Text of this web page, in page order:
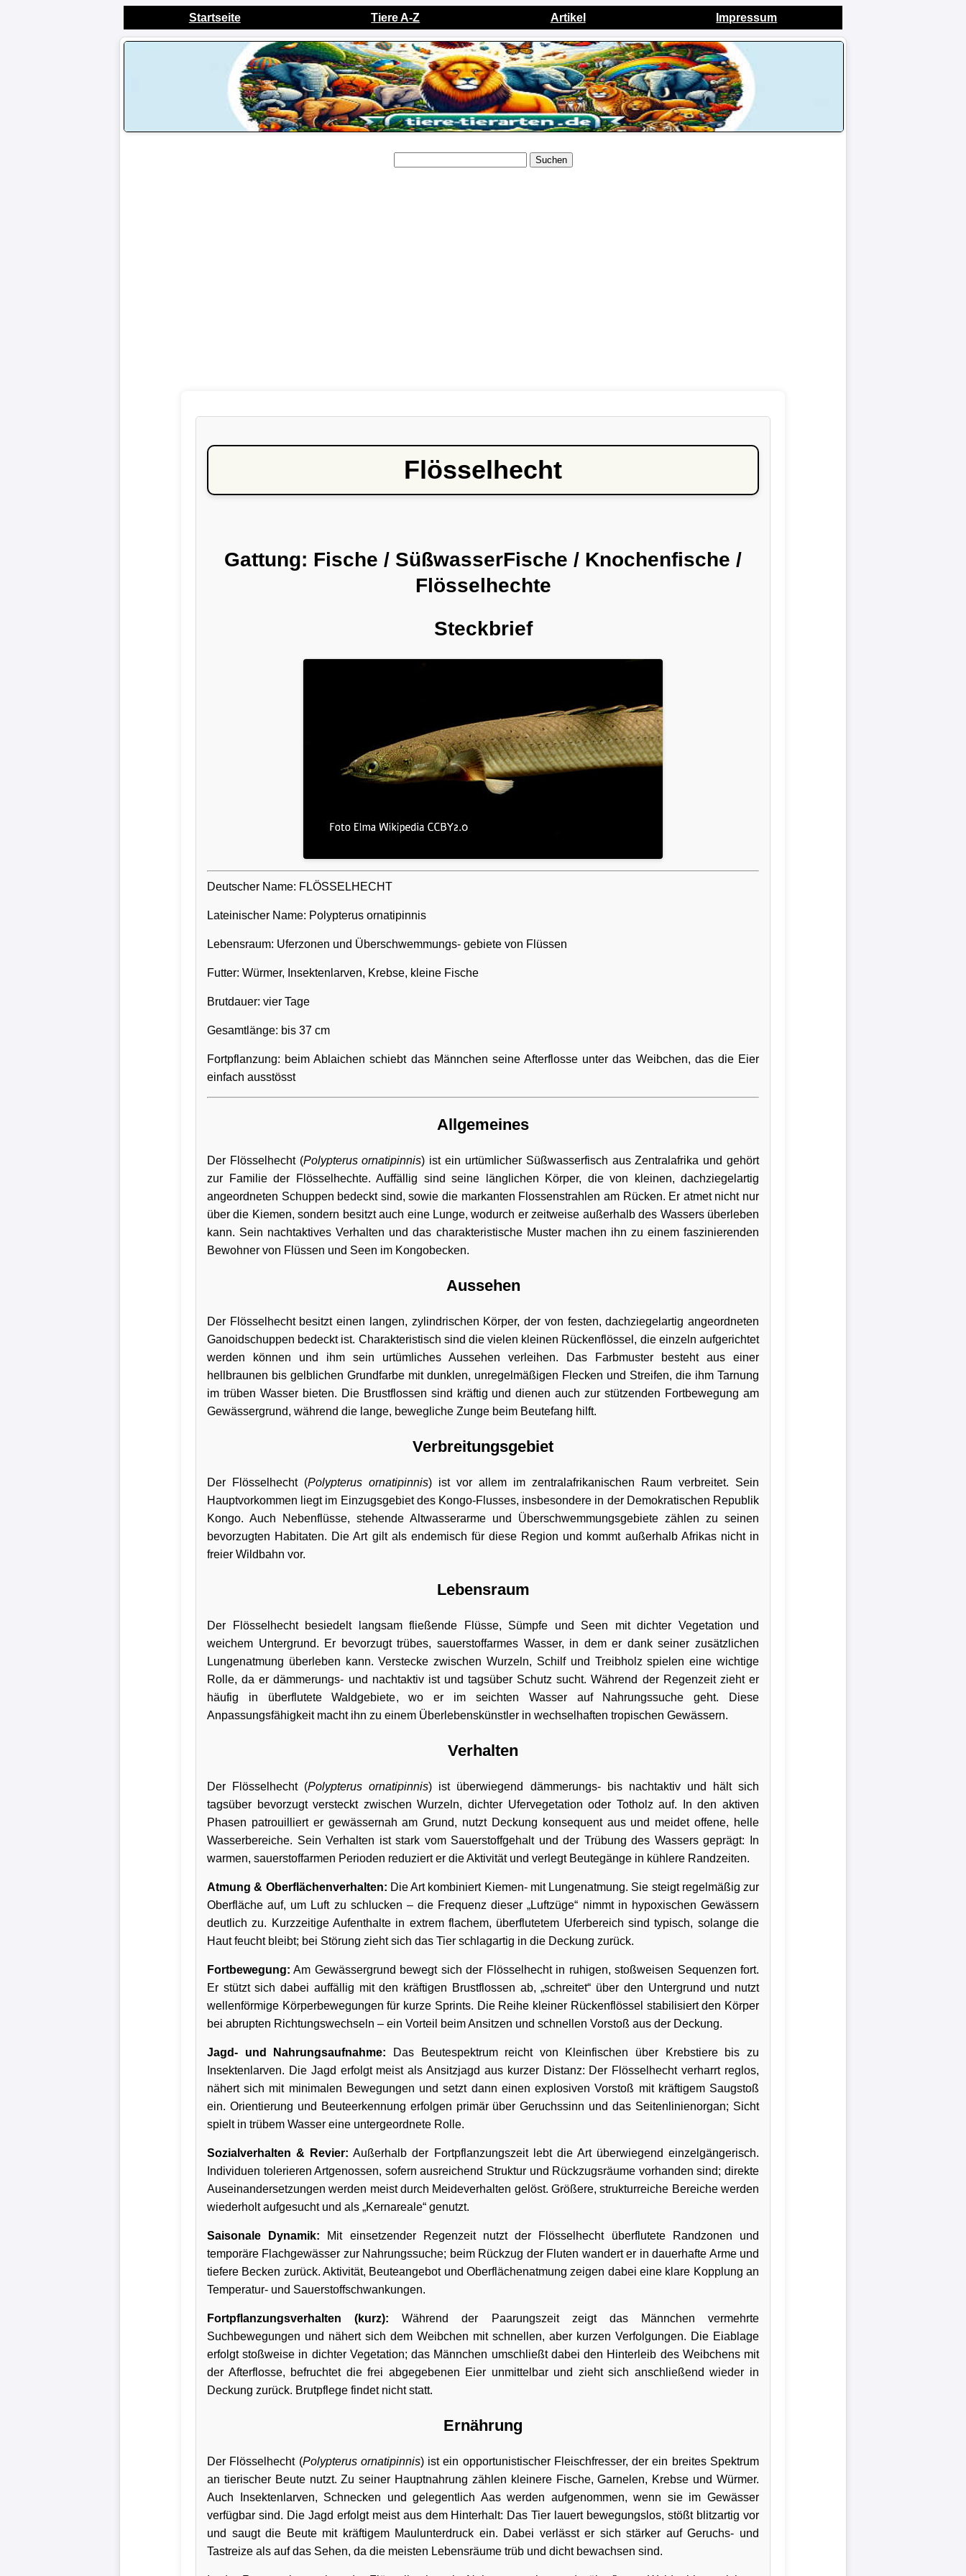
Startseite Tiere A-Z Artikel Impressum
Suchen
Flösselhecht
Gattung: Fische / SüßwasserFische / Knochenfische /
Flösselhechte
Steckbrief
Deutscher Name: FLÖSSELHECHT
Lateinischer Name: Polypterus ornatipinnis
Lebensraum: Uferzonen und Überschwemmungs- gebiete von Flüssen
Futter: Würmer, Insektenlarven, Krebse, kleine Fische
Brutdauer: vier Tage
Gesamtlänge: bis 37 cm
Fortpflanzung: beim Ablaichen schiebt das Männchen seine Afterflosse unter das Weibchen, das die Eier
einfach ausstösst
Allgemeines
Der Flösselhecht (Polypterus ornatipinnis) ist ein urtümlicher Süßwasserfisch aus Zentralafrika und gehört
zur Familie der Flösselhechte. Auffällig sind seine länglichen Körper, die von kleinen, dachziegelartig
angeordneten Schuppen bedeckt sind, sowie die markanten Flossenstrahlen am Rücken. Er atmet nicht nur
über die Kiemen, sondern besitzt auch eine Lunge, wodurch er zeitweise außerhalb des Wassers überleben
kann. Sein nachtaktives Verhalten und das charakteristische Muster machen ihn zu einem faszinierenden
Bewohner von Flüssen und Seen im Kongobecken.
Aussehen
Der Flösselhecht besitzt einen langen, zylindrischen Körper, der von festen, dachziegelartig angeordneten
Ganoidschuppen bedeckt ist. Charakteristisch sind die vielen kleinen Rückenflössel, die einzeln aufgerichtet
werden können und ihm sein urtümliches Aussehen verleihen. Das Farbmuster besteht aus einer
hellbraunen bis gelblichen Grundfarbe mit dunklen, unregelmäßigen Flecken und Streifen, die ihm Tarnung
im trüben Wasser bieten. Die Brustflossen sind kräftig und dienen auch zur stützenden Fortbewegung am
Gewässergrund, während die lange, bewegliche Zunge beim Beutefang hilft.
Verbreitungsgebiet
Der Flösselhecht (Polypterus ornatipinnis) ist vor allem im zentralafrikanischen Raum verbreitet. Sein
Hauptvorkommen liegt im Einzugsgebiet des Kongo-Flusses, insbesondere in der Demokratischen Republik
Kongo. Auch Nebenflüsse, stehende Altwasserarme und Überschwemmungsgebiete zählen zu seinen
bevorzugten Habitaten. Die Art gilt als endemisch für diese Region und kommt außerhalb Afrikas nicht in
freier Wildbahn vor.
Lebensraum
Der Flösselhecht besiedelt langsam fließende Flüsse, Sümpfe und Seen mit dichter Vegetation und
weichem Untergrund. Er bevorzugt trübes, sauerstoffarmes Wasser, in dem er dank seiner zusätzlichen
Lungenatmung überleben kann. Verstecke zwischen Wurzeln, Schilf und Treibholz spielen eine wichtige
Rolle, da er dämmerungs- und nachtaktiv ist und tagsüber Schutz sucht. Während der Regenzeit zieht er
häufig in überflutete Waldgebiete, wo er im seichten Wasser auf Nahrungssuche geht. Diese
Anpassungsfähigkeit macht ihn zu einem Überlebenskünstler in wechselhaften tropischen Gewässern.
Verhalten
Der Flösselhecht (Polypterus ornatipinnis) ist überwiegend dämmerungs- bis nachtaktiv und hält sich
tagsüber bevorzugt versteckt zwischen Wurzeln, dichter Ufervegetation oder Totholz auf. In den aktiven
Phasen patrouilliert er gewässernah am Grund, nutzt Deckung konsequent aus und meidet offene, helle
Wasserbereiche. Sein Verhalten ist stark vom Sauerstoffgehalt und der Trübung des Wassers geprägt: In
warmen, sauerstoffarmen Perioden reduziert er die Aktivität und verlegt Beutegänge in kühlere Randzeiten.
Atmung & Oberflächenverhalten: Die Art kombiniert Kiemen- mit Lungenatmung. Sie steigt regelmäßig zur
Oberfläche auf, um Luft zu schlucken – die Frequenz dieser „Luftzüge“ nimmt in hypoxischen Gewässern
deutlich zu. Kurzzeitige Aufenthalte in extrem flachem, überflutetem Uferbereich sind typisch, solange die
Haut feucht bleibt; bei Störung zieht sich das Tier schlagartig in die Deckung zurück.
Fortbewegung: Am Gewässergrund bewegt sich der Flösselhecht in ruhigen, stoßweisen Sequenzen fort.
Er stützt sich dabei auffällig mit den kräftigen Brustflossen ab, „schreitet“ über den Untergrund und nutzt
wellenförmige Körperbewegungen für kurze Sprints. Die Reihe kleiner Rückenflössel stabilisiert den Körper
bei abrupten Richtungswechseln – ein Vorteil beim Ansitzen und schnellen Vorstoß aus der Deckung.
Jagd- und Nahrungsaufnahme: Das Beutespektrum reicht von Kleinfischen über Krebstiere bis zu
Insektenlarven. Die Jagd erfolgt meist als Ansitzjagd aus kurzer Distanz: Der Flösselhecht verharrt reglos,
nähert sich mit minimalen Bewegungen und setzt dann einen explosiven Vorstoß mit kräftigem Saugstoß
ein. Orientierung und Beuteerkennung erfolgen primär über Geruchssinn und das Seitenlinienorgan; Sicht
spielt in trübem Wasser eine untergeordnete Rolle.
Sozialverhalten & Revier: Außerhalb der Fortpflanzungszeit lebt die Art überwiegend einzelgängerisch.
Individuen tolerieren Artgenossen, sofern ausreichend Struktur und Rückzugsräume vorhanden sind; direkte
Auseinandersetzungen werden meist durch Meideverhalten gelöst. Größere, strukturreiche Bereiche werden
wiederholt aufgesucht und als „Kernareale“ genutzt.
Saisonale Dynamik: Mit einsetzender Regenzeit nutzt der Flösselhecht überflutete Randzonen und
temporäre Flachgewässer zur Nahrungssuche; beim Rückzug der Fluten wandert er in dauerhafte Arme und
tiefere Becken zurück. Aktivität, Beuteangebot und Oberflächenatmung zeigen dabei eine klare Kopplung an
Temperatur- und Sauerstoffschwankungen.
Fortpflanzungsverhalten (kurz): Während der Paarungszeit zeigt das Männchen vermehrte
Suchbewegungen und nähert sich dem Weibchen mit schnellen, aber kurzen Verfolgungen. Die Eiablage
erfolgt stoßweise in dichter Vegetation; das Männchen umschließt dabei den Hinterleib des Weibchens mit
der Afterflosse, befruchtet die frei abgegebenen Eier unmittelbar und zieht sich anschließend wieder in
Deckung zurück. Brutpflege findet nicht statt.
Ernährung
Der Flösselhecht (Polypterus ornatipinnis) ist ein opportunistischer Fleischfresser, der ein breites Spektrum
an tierischer Beute nutzt. Zu seiner Hauptnahrung zählen kleinere Fische, Garnelen, Krebse und Würmer.
Auch Insektenlarven, Schnecken und gelegentlich Aas werden aufgenommen, wenn sie im Gewässer
verfügbar sind. Die Jagd erfolgt meist aus dem Hinterhalt: Das Tier lauert bewegungslos, stößt blitzartig vor
und saugt die Beute mit kräftigem Maulunterdruck ein. Dabei verlässt er sich stärker auf Geruchs- und
Tastreize als auf das Sehen, da die meisten Lebensräume trüb und dicht bewachsen sind.